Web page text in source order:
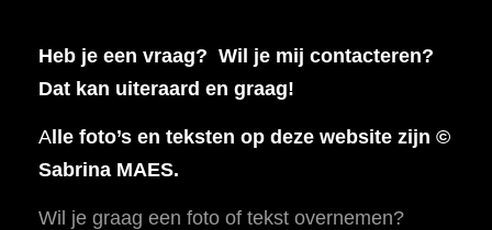
Heb je een vraag? Wil je mij contacteren?
Dat kan uiteraard en graag!
Alle foto’s en teksten op deze website zijn ©
Sabrina MAES.
Wil je graag een foto of tekst overnemen?